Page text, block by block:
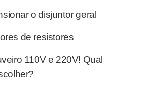
o disjuntor geral
de resistores
110V e 220V! Qual